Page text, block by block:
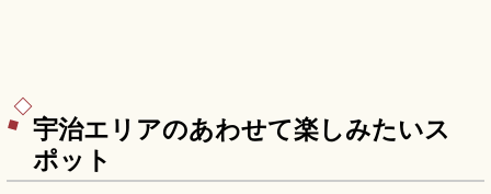
宇治エリアのあわせて楽しみたいス
ポット